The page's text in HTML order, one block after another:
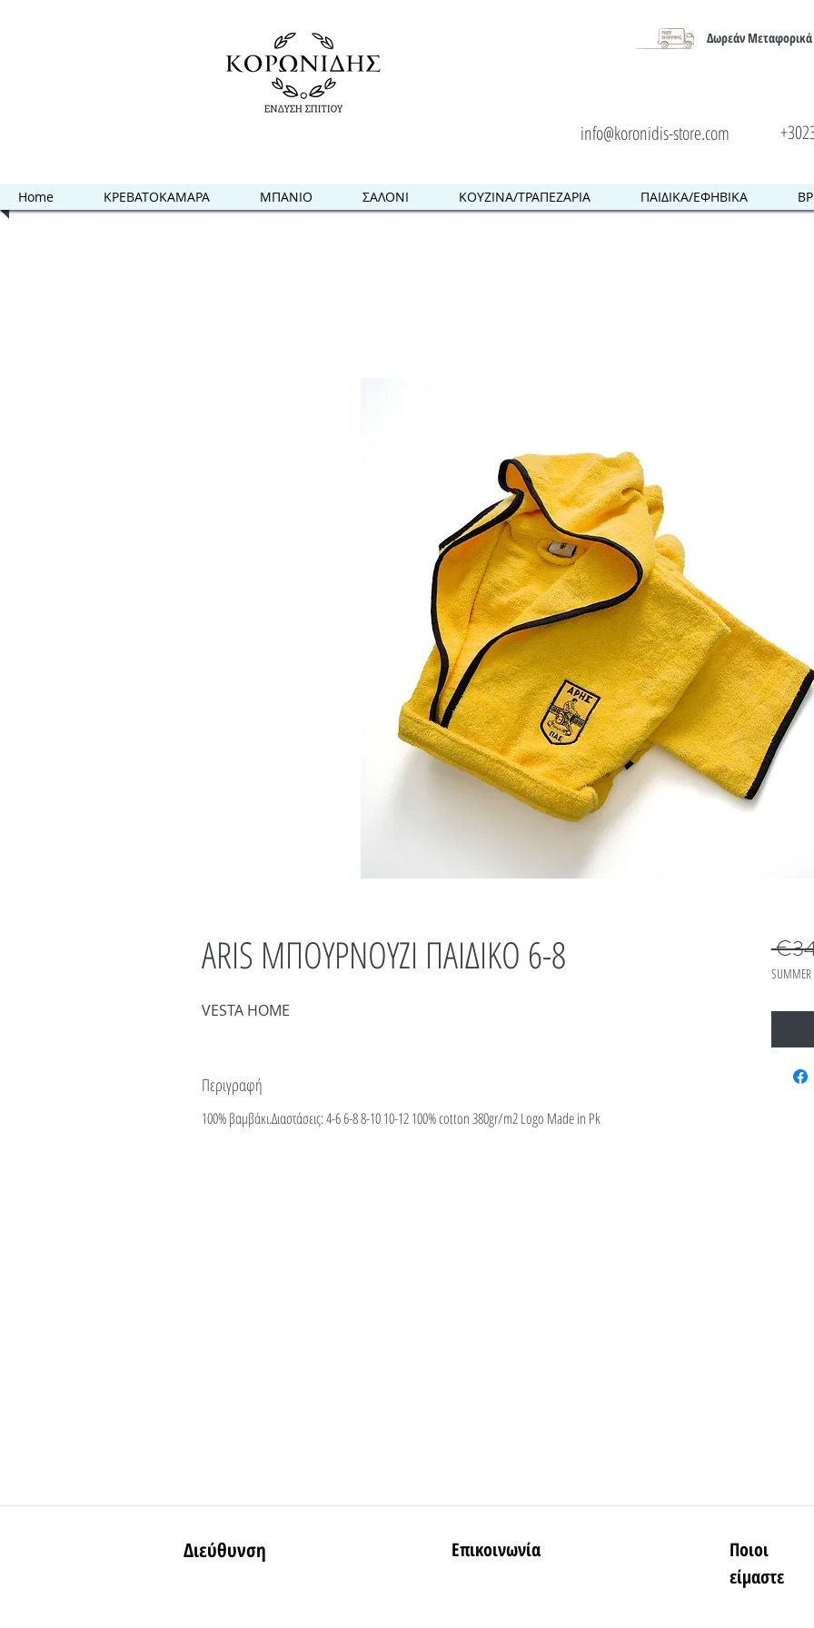
Δωρεάν Μεταφορικά
info@koronidis-store.com
Home ΚΡΕΒΑΤΟΚΑΜΑΡΑ ΜΠΑΝΙΟ ΣΑΛΟΝΙ ΚΟΥΖΙΝΑ/ΤΡΑΠΕΖΑΡΙΑ ΠΑΙΔΙΚΑ/ΕΦΗΒΙΚΑ
ARIS ΜΠΟΥΡΝΟΥΖΙ ΠΑΙΔΙΚΟ 6-8
VESTA HOME
Περιγραφή
100% βαμβάκι.Διαστάσεις: 4-6 6-8 8-10 10-12 100% cotton 380gr/m2 Logo Made in Pk
SUMMER
Διεύθυνση Επικοινωνία
Ποιοι
είμαστε